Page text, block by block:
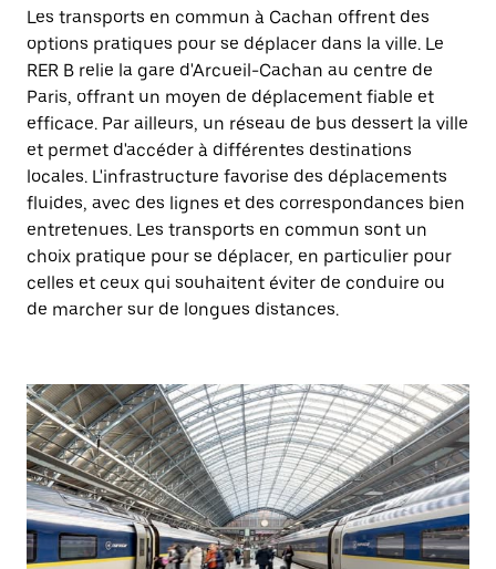
Les transports en commun à Cachan offrent des
options pratiques pour se déplacer dans la ville. Le
RER B relie la gare d'Arcueil-Cachan au centre de
Paris, offrant un moyen de déplacement fiable et
efficace. Par ailleurs, un réseau de bus dessert la ville
et permet d'accéder à différentes destinations
locales. L'infrastructure favorise des déplacements
fluides, avec des lignes et des correspondances bien
entretenues. Les transports en commun sont un
choix pratique pour se déplacer, en particulier pour
celles et ceux qui souhaitent éviter de conduire ou
de marcher sur de longues distances.